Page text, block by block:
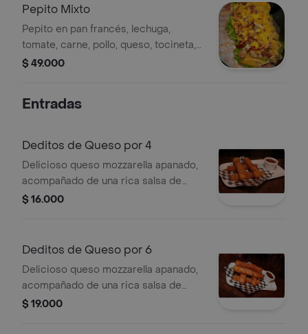
Pepito Mixto
Pepito en pan francés, lechuga,
tomate, carne, pollo, queso, tocineta,
maíz, huevo, salsa de la casa,
$ 49.000
Entradas
Deditos de Queso por 4
Delicioso queso mozzarella apanado,
acompañado de una rica salsa de
arequipe.
$ 16.000
Deditos de Queso por 6
Delicioso queso mozzarella apanado,
acompañado de una rica salsa de
arequipe.
$ 19.000